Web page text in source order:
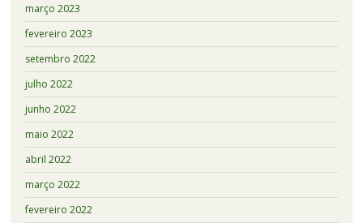
março 2023
fevereiro 2023
setembro 2022
julho 2022
junho 2022
maio 2022
abril 2022
março 2022
fevereiro 2022